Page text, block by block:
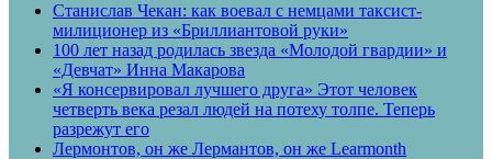
Станислав Чекан: как воевал с немцами таксист-
милиционер из «Бриллиантовой руки»
100 лет назад родилась звезда «Молодой гвардии» и
«Девчат» Инна Макарова
«Я консервировал лучшего друга» Этот человек
четверть века резал людей на потеху толпе. Теперь
разрежут его
Лермонтов, он же Лермантов, он же Learmonth